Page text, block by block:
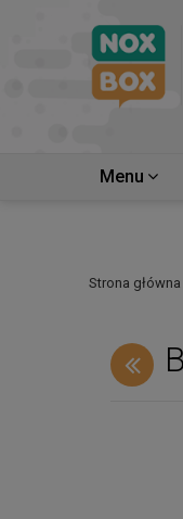
Menu
Strona główna